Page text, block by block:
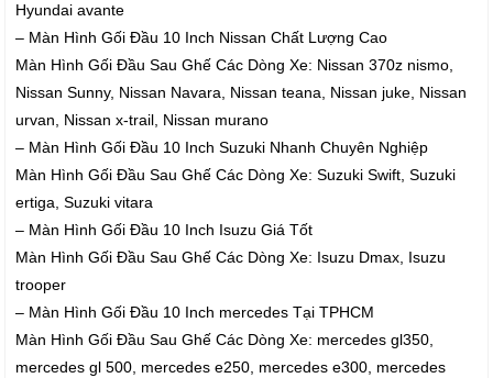
Hyundai avante
– Màn Hình Gối Đầu 10 Inch Nissan Chất Lượng Cao
Màn Hình Gối Đầu Sau Ghế Các Dòng Xe: Nissan 370z nismo,
Nissan Sunny, Nissan Navara, Nissan teana, Nissan juke, Nissan
urvan, Nissan x-trail, Nissan murano
– Màn Hình Gối Đầu 10 Inch Suzuki Nhanh Chuyên Nghiệp
Màn Hình Gối Đầu Sau Ghế Các Dòng Xe: Suzuki Swift, Suzuki
ertiga, Suzuki vitara
– Màn Hình Gối Đầu 10 Inch Isuzu Giá Tốt
Màn Hình Gối Đầu Sau Ghế Các Dòng Xe: Isuzu Dmax, Isuzu
trooper
– Màn Hình Gối Đầu 10 Inch mercedes Tại TPHCM
Màn Hình Gối Đầu Sau Ghế Các Dòng Xe: mercedes gl350,
mercedes gl 500, mercedes e250, mercedes e300, mercedes